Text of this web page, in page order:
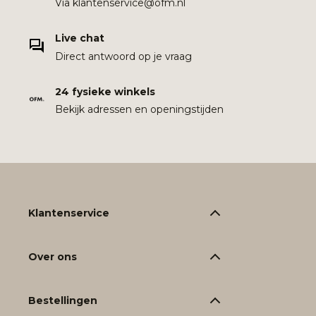
Via klantenservice@ofm.nl
Live chat
Direct antwoord op je vraag
24 fysieke winkels
Bekijk adressen en openingstijden
Klantenservice
Over ons
Bestellingen